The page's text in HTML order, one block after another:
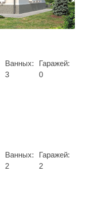
Ванных:
3
Гаражей:
0
Ванных:
2
Гаражей:
2